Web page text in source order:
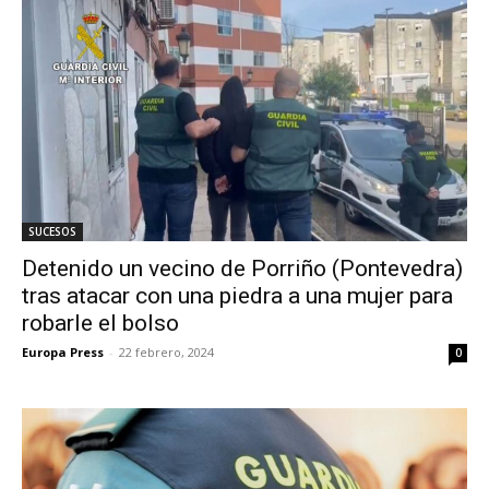
SUCESOS
Detenido un vecino de Porriño (Pontevedra)
tras atacar con una piedra a una mujer para
robarle el bolso
Europa Press - 22 febrero, 2024 0